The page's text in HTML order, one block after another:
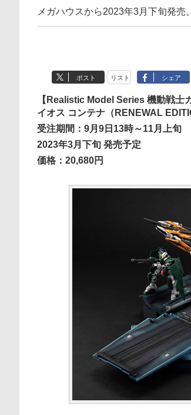
メガハウスから2023年3月下旬発
ポスト リスト シェア
【Realistic Model Series 機動戦士
イオス コンテナ（RENEWAL
受注期間：9月9日13時～11月上旬
2023年3月下旬 発売予定
価格：20,680円